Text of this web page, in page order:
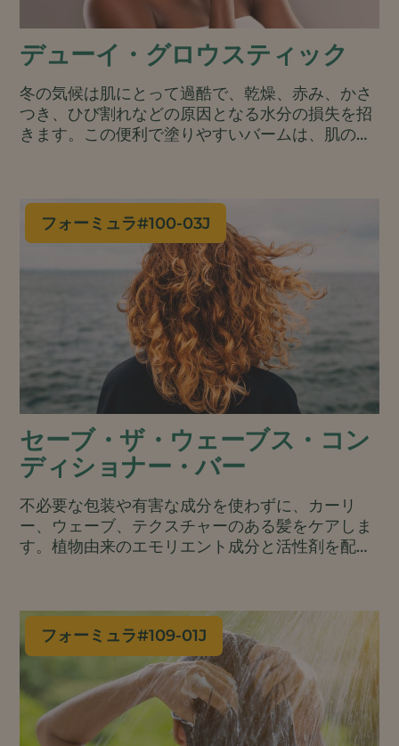
デューイ・グロウスティック
冬の気候は肌にとって過酷で、乾燥、赤み、かさ
つき、ひび割れなどの原因となる水分の損失を招
きます。この便利で塗りやすいバームは、肌のバ
顔、手、体にお使いいただけます。.
フォーミュラ#100-03J
セーブ・ザ・ウェーブス・コン
ディショナー・バー
不必要な包装や有害な成分を使わずに、カーリ
ー、ウェーブ、テクスチャーのある髪をケアしま
す。植物由来のエモリエント成分と活性剤を配合
便利なバータイプで、プラスチックフリーの最小
限のパッケージです。.
フォーミュラ#109-01J